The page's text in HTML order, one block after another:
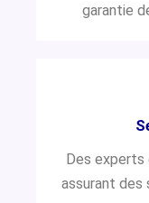
garantie
Des
assurant des